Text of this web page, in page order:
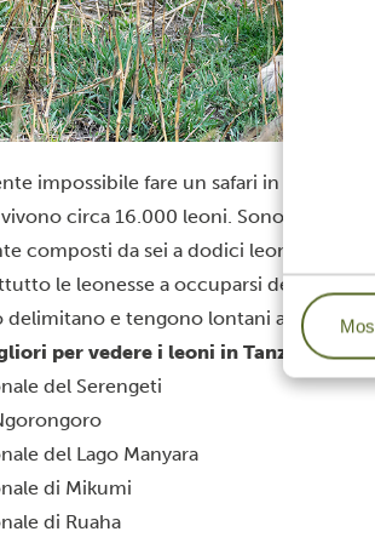
impossibile fare un safari in Tanzania
vivono circa 16.000 leoni. Sono animali
composti da sei a dodici leonesse,
le leonesse a occuparsi della
e tengono lontani altri
per vedere i leoni in Tanzania
del Serengeti
del Lago Manyara
di Mikumi
di Ruaha